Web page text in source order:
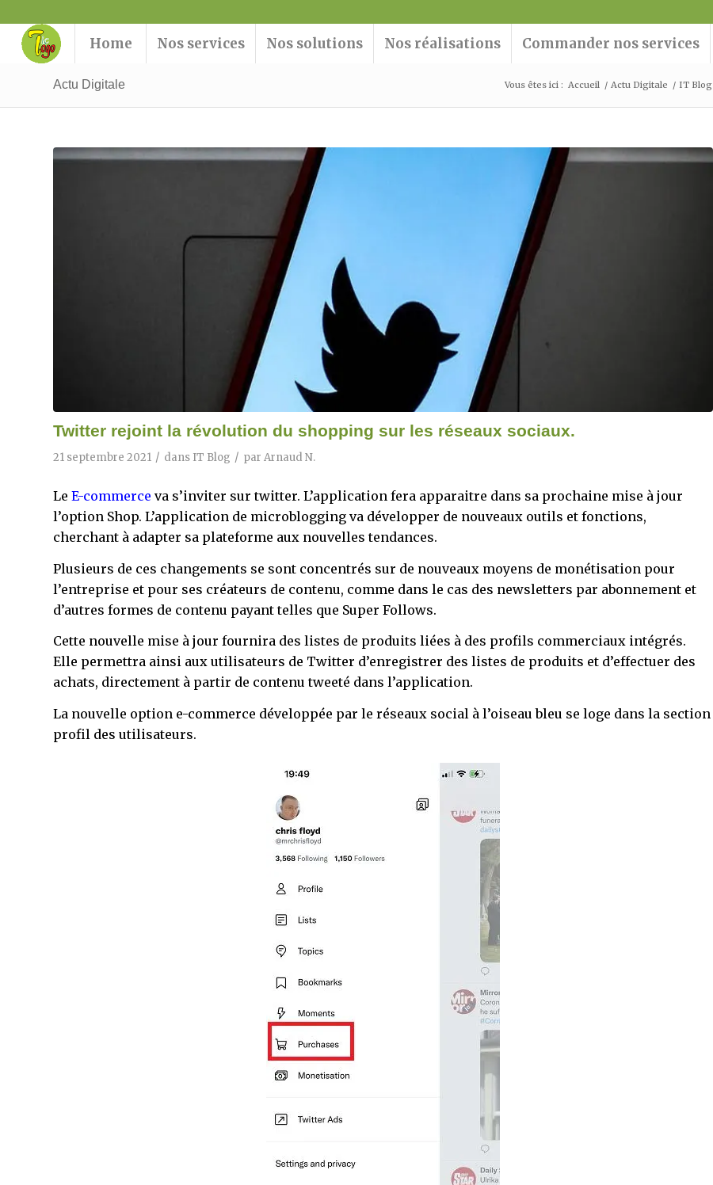
Home Nos services Nos solutions Nos réalisations Commander nos services
Actu Digitale Vous êtes ici : Accueil / Actu Digitale / IT Blog
Twitter rejoint la révolution du shopping sur les réseaux sociaux.
21 septembre 2021 / dans IT Blog / par Arnaud N.
Le E-commerce va s’inviter sur twitter. L’application fera apparaitre dans sa prochaine mise à jour
l’option Shop. L’application de microblogging va développer de nouveaux outils et fonctions,
cherchant à adapter sa plateforme aux nouvelles tendances.
Plusieurs de ces changements se sont concentrés sur de nouveaux moyens de monétisation pour
l’entreprise et pour ses créateurs de contenu, comme dans le cas des newsletters par abonnement et
d’autres formes de contenu payant telles que Super Follows.
Cette nouvelle mise à jour fournira des listes de produits liées à des profils commerciaux intégrés.
Elle permettra ainsi aux utilisateurs de Twitter d’enregistrer des listes de produits et d’effectuer des
achats, directement à partir de contenu tweeté dans l’application.
La nouvelle option e-commerce développée par le réseaux social à l’oiseau bleu se loge dans la section
profil des utilisateurs.